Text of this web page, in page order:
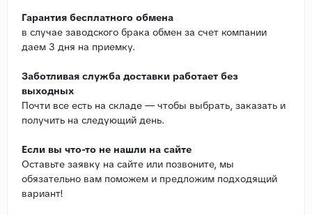
Гарантия бесплатного обмена
в случае заводского брака обмен за счет компании
даем 3 дня на приемку.
Заботливая служба доставки работает без
выходных
Почти все есть на складе — чтобы выбрать, заказать и
получить на следующий день.
Если вы что-то не нашли на сайте
Оставьте заявку на сайте или позвоните, мы
обязательно вам поможем и предложим подходящий
вариант!